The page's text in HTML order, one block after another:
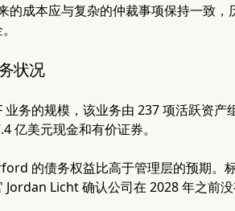
的成本应与复杂的仲裁事项保持一致
状况
业务的规模，该业务由 237 项活跃资
亿美元现金和有价证券。
的债务权益比高于管理层的预期。
Licht 确认公司在 2028 年之前没